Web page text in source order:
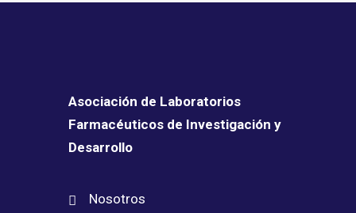
Asociación de Laboratorios
Farmacéuticos de Investigación y
Desarrollo
Nosotros